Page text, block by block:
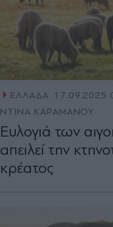
ΕΛΛΑΔΑ 17.09.2025
ΝΤΙΝΑ ΚΑΡΑΜΑΝΟΥ
Ευλογιά των
απειλεί την
κρέατος